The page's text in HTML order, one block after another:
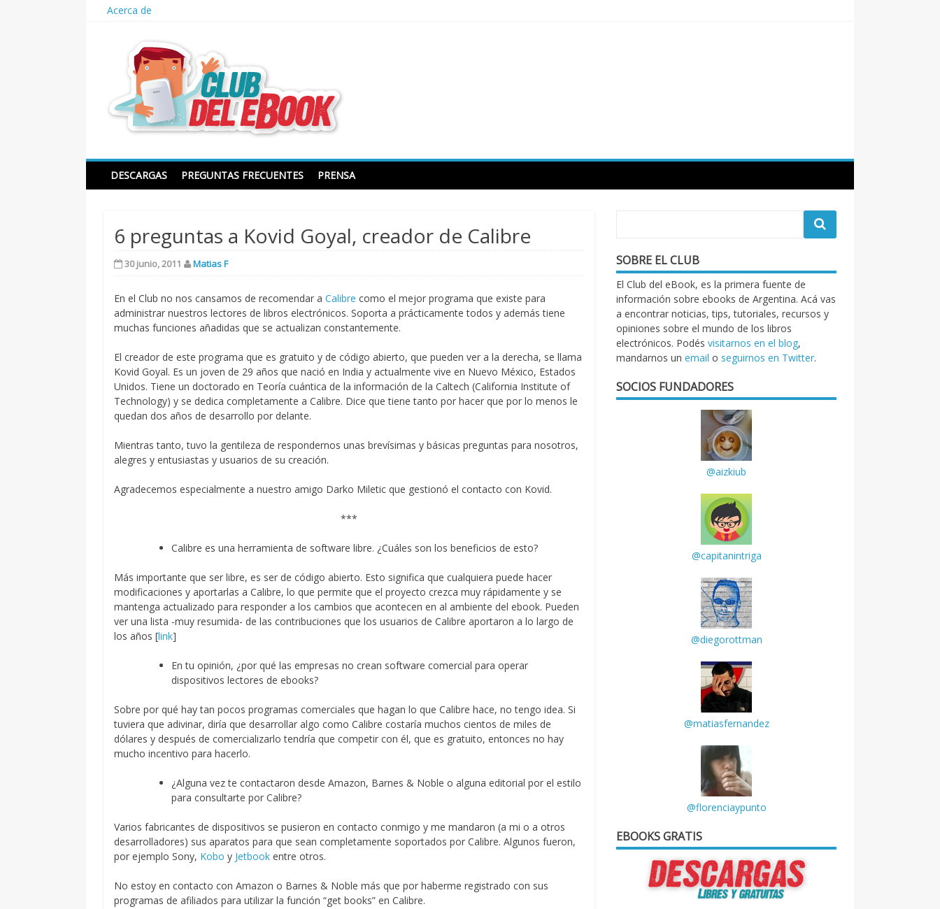
Acerca de
Club del ebook
DESCARGAS PREGUNTAS FRECUENTES PRENSA
6 preguntas a Kovid Goyal, creador de Calibre
30 junio, 2011 Matias F
En el Club no nos cansamos de recomendar aCalibre como el mejor programa que existe para
administrar nuestros lectores de libros electrónicos. Soporta a prácticamente todos y además tiene
muchas funciones añadidas que se actualizan constantemente.
El creador de este programa que es gratuito y de código abierto, que pueden ver a la derecha, se llama
Kovid Goyal. Es un joven de 29 años que nació en India y actualmente vive en Nuevo México, Estados
Unidos. Tiene un doctorado en Teoría cuántica de la información de la Caltech (California Institute of
Technology) y se dedica completamente a Calibre. Dice que tiene tanto por hacer que por lo menos le
quedan dos años de desarrollo por delante.
Mientras tanto, tuvo la gentileza de respondernos unas brevísimas y básicas preguntas para nosotros,
alegres y entusiastas y usuarios de su creación.
Agradecemos especialmente a nuestro amigo Darko Miletic que gestionó el contacto con Kovid.
***
Calibre es una herramienta de software libre. ¿Cuáles son los beneficios de esto?
Más importante que ser libre, es ser de código abierto. Esto significa que cualquiera puede hacer
modificaciones y aportarlas a Calibre, lo que permite que el proyecto crezca muy rápidamente y se
mantenga actualizado para responder a los cambios que acontecen en al ambiente del ebook. Pueden
ver una lista -muy resumida- de las contribuciones que los usuarios de Calibre aportaron a lo largo de
los años [link]
En tu opinión, ¿por qué las empresas no crean software comercial para operar
dispositivos lectores de ebooks?
Sobre por qué hay tan pocos programas comerciales que hagan lo que Calibre hace, no tengo idea. Si
tuviera que adivinar, diría que desarrollar algo como Calibre costaría muchos cientos de miles de
dólares y después de comercializarlo tendría que competir con él, que es gratuito, entonces no hay
mucho incentivo para hacerlo.
¿Alguna vez te contactaron desde Amazon, Barnes & Noble o alguna editorial por el estilo
para consultarte por Calibre?
Varios fabricantes de dispositivos se pusieron en contacto conmigo y me mandaron (a mi o a otros
desarrolladores) sus aparatos para que sean completamente soportados por Calibre. Algunos fueron,
por ejemplo Sony, Kobo y Jetbook entre otros.
No estoy en contacto con Amazon o Barnes & Noble más que por haberme registrado con sus
programas de afiliados para utilizar la función “get books” en Calibre.
SOBRE EL CLUB
El Club del eBook, es la primera fuente de
información sobre ebooks de Argentina. Acá vas
a encontrar noticias, tips, tutoriales, recursos y
opiniones sobre el mundo de los libros
electrónicos. Podésvisitarnos en el blog,
mandarnos unemail o seguirnos en Twitter.
SOCIOS FUNDADORES
@aizkiub
@capitanintriga
@diegorottman
@matiasfernandez
@florenciaypunto
EBOOKS GRATIS